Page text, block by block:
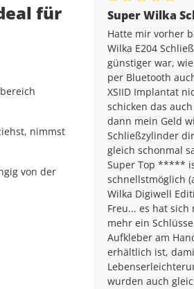
für
nimmst
von der
Durchschnittliche
Super Wilka
Hatte mir vorher
Wilka E204
günstiger war,
per Bluetooth
XSIID Implantat
schicken das
dann mein Geld
Schließzylinder
gleich schonmal
Super Top *****
schnellstmöglich
Wilka Digiwell
Freu... es hat
mehr ein
Aufkleber am
erhältlich ist,
wurden auch